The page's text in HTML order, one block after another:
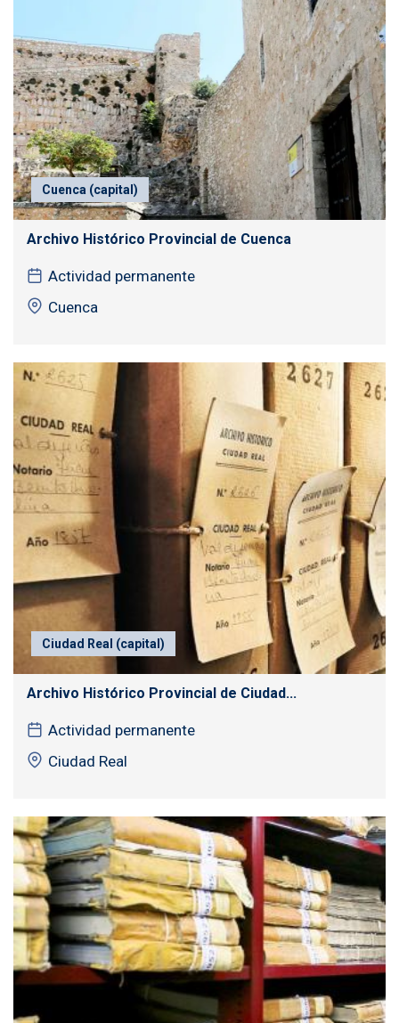
Cuenca (capital)
Archivo Histórico Provincial de Cuenca
Actividad permanente
Cuenca
Ciudad Real (capital)
Archivo Histórico Provincial de Ciudad...
Actividad permanente
Ciudad Real